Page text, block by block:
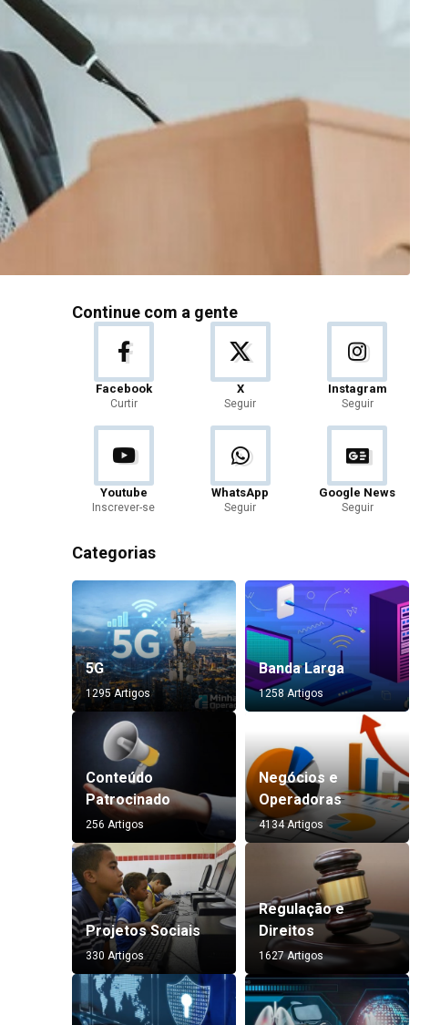
Continue com a gente
Facebook
Curtir
X
Seguir
Instagram
Seguir
Youtube
Inscrever-se
WhatsApp
Seguir
Google News
Seguir
Categorias
5G
1295 Artigos
Banda Larga
1258 Artigos
Conteúdo
Patrocinado
256 Artigos
Negócios e
Operadoras
4134 Artigos
Projetos Sociais
330 Artigos
Regulação e
Direitos
1627 Artigos